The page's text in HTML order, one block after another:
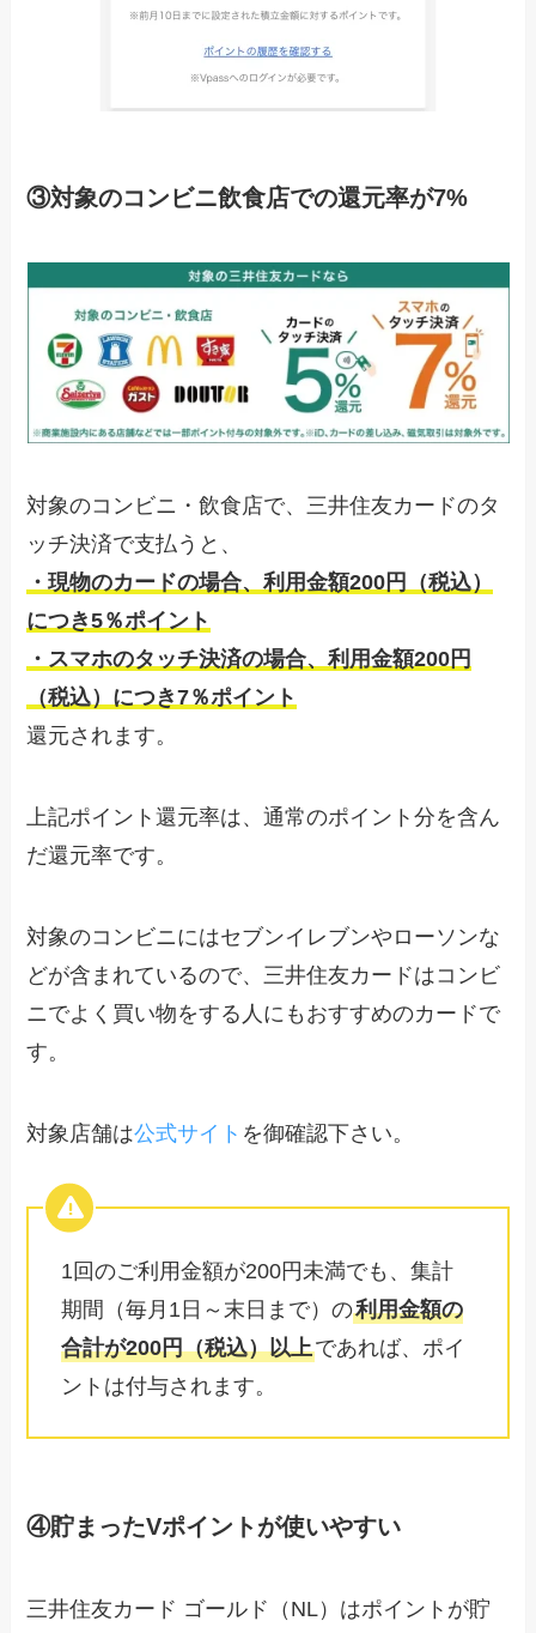
③対象のコンビニ飲食店での還元率が7%
対象のコンビニ・飲食店で、三井住友カードのタ
ッチ決済で支払うと、
・現物のカードの場合、利用金額200円（税込）
につき5％ポイント
・スマホのタッチ決済の場合、利用金額200円
（税込）につき7％ポイント
還元されます。
上記ポイント還元率は、通常のポイント分を含ん
だ還元率です。
対象のコンビニにはセブンイレブンやローソンな
どが含まれているので、三井住友カードはコンビ
ニでよく買い物をする人にもおすすめのカードで
す。
対象店舗は公式サイト を御確認下さい。
1回のご利用金額が200円未満でも、集計
期間（毎月1日～末日まで）の利用金額の
合計が200円（税込）以上であれば、ポイ
ントは付与されます。
④貯まったVポイントが使いやすい
三井住友カード ゴールド（NL）はポイントが貯